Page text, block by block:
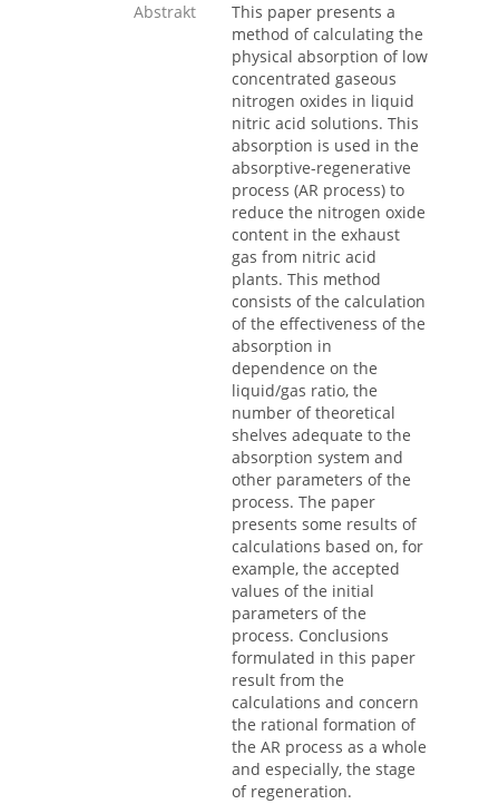
Abstrakt
This paper presents a
method of calculating the
physical absorption of low
concentrated gaseous
nitrogen oxides in liquid
nitric acid solutions. This
absorption is used in the
absorptive-regenerative
process (AR process) to
reduce the nitrogen oxide
content in the exhaust
gas from nitric acid
plants. This method
consists of the calculation
of the effectiveness of the
absorption in
dependence on the
liquid/gas ratio, the
number of theoretical
shelves adequate to the
absorption system and
other parameters of the
process. The paper
presents some results of
calculations based on, for
example, the accepted
values of the initial
parameters of the
process. Conclusions
formulated in this paper
result from the
calculations and concern
the rational formation of
the AR process as a whole
and especially, the stage
of regeneration.